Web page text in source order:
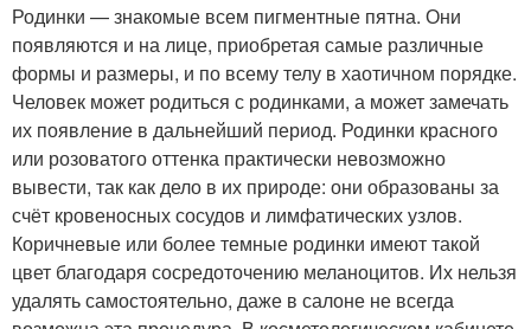
Родинки — знакомые всем пигментные пятна. Они
появляются и на лице, приобретая самые различные
формы и размеры, и по всему телу в хаотичном порядке.
Человек может родиться с родинками, а может замечать
их появление в дальнейший период. Родинки красного
или розоватого оттенка практически невозможно
вывести, так как дело в их природе: они образованы за
счёт кровеносных сосудов и лимфатических узлов.
Коричневые или более темные родинки имеют такой
цвет благодаря сосредоточению меланоцитов. Их нельзя
удалять самостоятельно, даже в салоне не всегда